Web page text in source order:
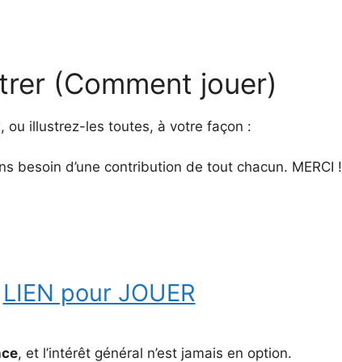
(Comment jouer)
, ou illustrez-les toutes, à votre façon :
besoin d’une contribution de tout chacun. MERCI !
LIEN pour JOUER
, et l’intérêt général n’est jamais en option.